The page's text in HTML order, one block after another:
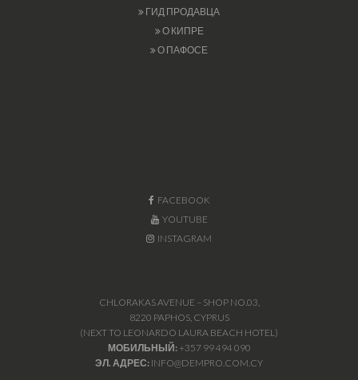
ГИД ПРОДАВЦА
О КИПРЕ
О ПАФОСЕ
FACEBOOK
YOUTUBE
INSTAGRAM
CHLORAKAS AVENUE – SHOP NO.03,
8220 PAPHOS, CYPRUS
(NEXT TO LEONARDO LAURA BEACH HOTEL)
МОБИЛЬНЫЙ: +357 99 494 090
ЭЛ. АДРЕС: INFO@DEMPRO.COM.CY